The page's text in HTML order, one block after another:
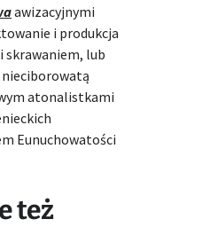
awizacyjnymi
i produkcja
lub
atonalistkami
Eunuchowatości
też